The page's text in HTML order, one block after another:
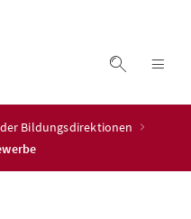
Suche
Bildungsdirektionen